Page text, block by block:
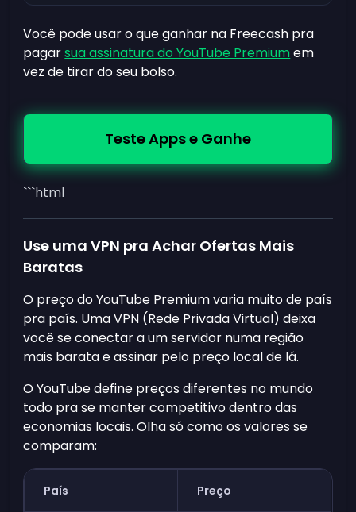
Você pode usar o que ganhar na Freecash pra
pagarsua assinatura do YouTube Premiumem
vez de tirar do seu bolso.
Teste Apps e Ganhe
```html
Use uma VPN pra Achar Ofertas Mais
Baratas
O preço do YouTube Premium varia muito de país
pra país. Uma VPN (Rede Privada Virtual) deixa
você se conectar a um servidor numa região
mais barata e assinar pelo preço local de lá.
O YouTube define preços diferentes no mundo
todo pra se manter competitivo dentro das
economias locais. Olha só como os valores se
comparam:
País Preço